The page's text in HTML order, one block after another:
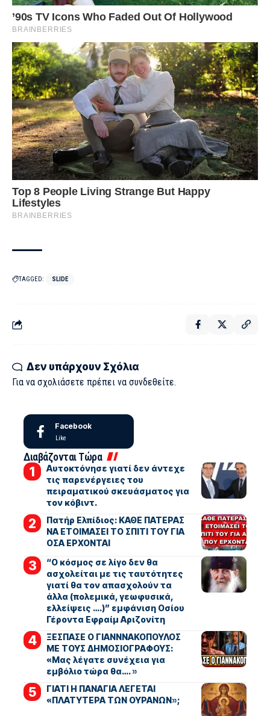
TAGGED: SLIDE
Δεν υπάρχουν Σχόλια
Για να σχολιάσετε πρέπει να συνδεθείτε.
Facebook
Like
Διαβάζονται Τώρα
Αυτοκτόνησε γιατί δεν άντεχε
τις παρενέργειες του
πειραματικού σκευάσματος για
τον κόβιντ.
Πατήρ Ελπίδιος: ΚΑΘΕ ΠΑΤΕΡΑΣ
ΝΑ ΕΤΟΙΜΑΣΕΙ ΤΟ ΣΠΙΤΙ ΤΟΥ ΓΙΑ
ΟΣΑ ΕΡΧΟΝΤΑΙ
“Ο κόσμος σε λίγο δεν θα
ασχολείται με τις ταυτότητες
γιατί θα τον απασχολούν τα
άλλα (πολεμικά, γεωφυσικά,
ελλείψεις ….)” εμφάνιση Οσίου
Γέροντα Εφραίμ Αριζονίτη
ΞΕΣΠΑΣΕ Ο ΓΙΑΝΝΝΑΚΟΠΟΥΛΟΣ
ΜΕ ΤΟΥΣ ΔΗΜΟΣΙΟΓΡΑΦΟΥΣ:
«Μας λέγατε συνέχεια για
εμβόλιο τώρα θα…. »
ΓΙΑΤΙ Η ΠΑΝΑΓΙΑ ΛΕΓΕΤΑΙ
«ΠΛΑΤΥΤΕΡΑ ΤΩΝ ΟΥΡΑΝΩΝ»;